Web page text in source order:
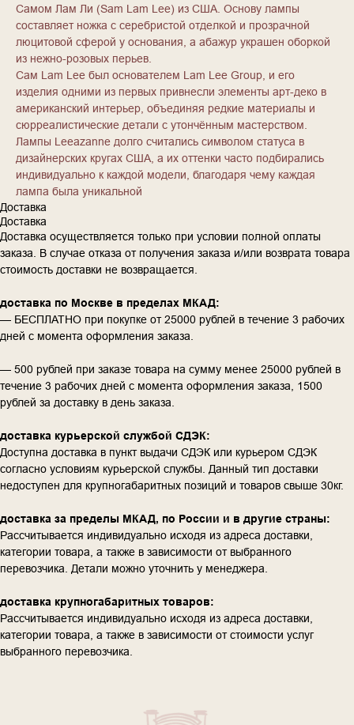
Самом Лам Ли (Sam Lam Lee) из США. Основу лампы
составляет ножка с серебристой отделкой и прозрачной
люцитовой сферой у основания, а абажур украшен оборкой
из нежно-розовых перьев.
Сам Lam Lee был основателем Lam Lee Group, и его
изделия одними из первых привнесли элементы арт-деко в
американский интерьер, объединяя редкие материалы и
сюрреалистические детали с утончённым мастерством.
Лампы Leeazanne долго считались символом статуса в
дизайнерских кругах США, а их оттенки часто подбирались
индивидуально к каждой модели, благодаря чему каждая
лампа была уникальной
Доставка
Доставка
Доставка осуществляется только при условии полной оплаты
заказа. В случае отказа от получения заказа и/или возврата товара
стоимость доставки не возвращается.
доставка по Москве в пределах МКАД:
— БЕСПЛАТНО при покупке от 25000 рублей в течение 3 рабочих
дней с момента оформления заказа.
— 500 рублей при заказе товара на сумму менее 25000 рублей в
течение 3 рабочих дней с момента оформления заказа, 1500
рублей за доставку в день заказа.
доставка курьерской службой СДЭК:
Доступна доставка в пункт выдачи СДЭК или курьером СДЭК
согласно условиям курьерской службы. Данный тип доставки
недоступен для крупногабаритных позиций и товаров свыше 30кг.
доставка за пределы МКАД, по России и в другие страны:
Рассчитывается индивидуально исходя из адреса доставки,
категории товара, а также в зависимости от выбранного
перевозчика. Детали можно уточнить у менеджера.
доставка крупногабаритных товаров:
Рассчитывается индивидуально исходя из адреса доставки,
категории товара, а также в зависимости от стоимости услуг
выбранного перевозчика.